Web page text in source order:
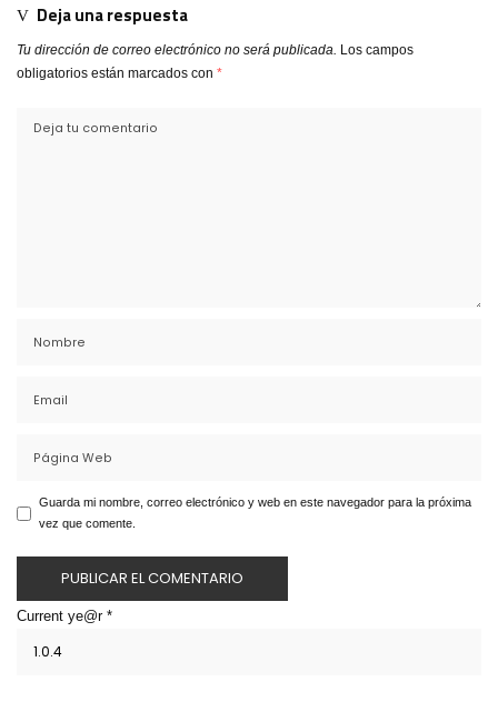
Deja una respuesta
Tu dirección de correo electrónico no será publicada. Los campos
obligatorios están marcados con *
Guarda mi nombre, correo electrónico y web en este navegador para la próxima
vez que comente.
Current ye@r *